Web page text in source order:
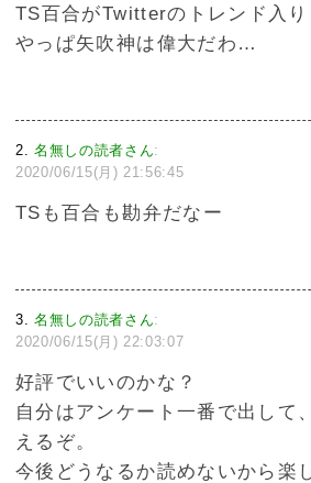
TS百合がTwitterのトレンド入
やっぱ矢吹神は偉大だわ…
2 名無しの読者さん:
2020/06/15(月) 21:56:45
TSも百合も勘弁だなー
3 名無しの読者さん:
2020/06/15(月) 22:03:07
好評でいいのかな？
自分はアンケート一番で出して
えるぞ。
今後どうなるか読めないから楽